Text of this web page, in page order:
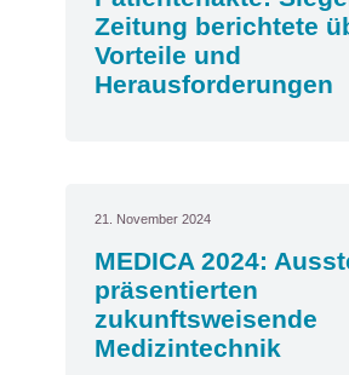
Zeitung berichtete
Vorteile und
Herausforderungen
21. November 2024
MEDICA 2024:
präsentierten
zukunftsweisende
Medizintechnik